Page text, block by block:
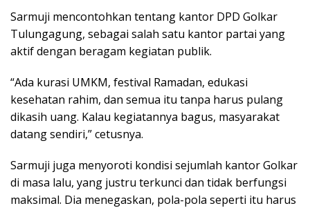
Sarmuji mencontohkan tentang kantor DPD Golkar
Tulungagung, sebagai salah satu kantor partai yang
aktif dengan beragam kegiatan publik.
“Ada kurasi UMKM, festival Ramadan, edukasi
kesehatan rahim, dan semua itu tanpa harus pulang
dikasih uang. Kalau kegiatannya bagus, masyarakat
datang sendiri,” cetusnya.
Sarmuji juga menyoroti kondisi sejumlah kantor Golkar
di masa lalu, yang justru terkunci dan tidak berfungsi
maksimal. Dia menegaskan, pola-pola seperti itu harus